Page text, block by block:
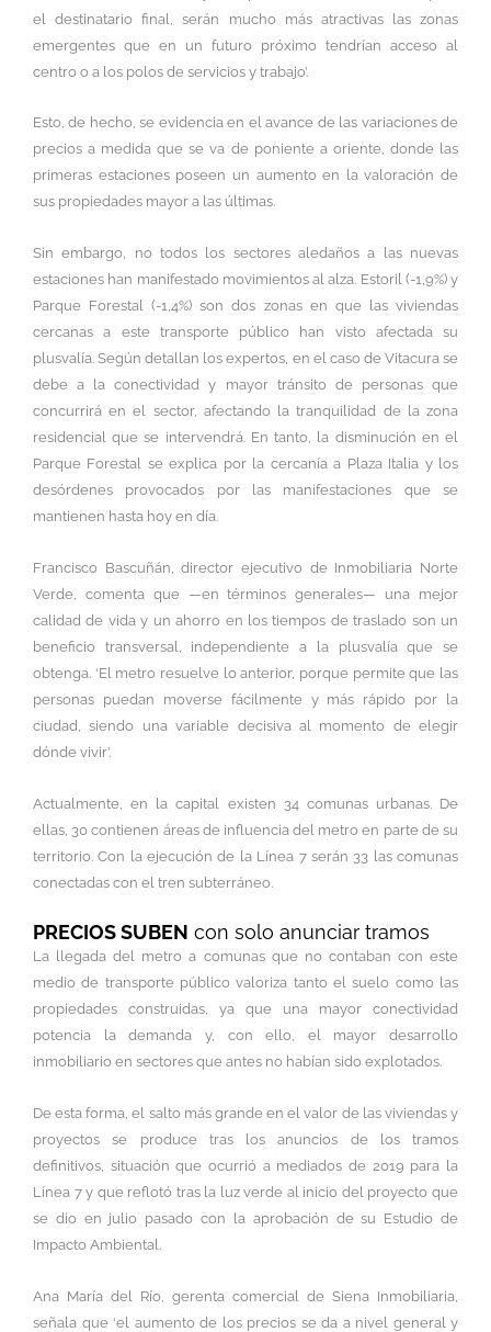
el destinatario final, serán mucho más atractivas las zonas
emergentes que en un futuro próximo tendrían acceso al
centro o a los polos de servicios y trabajo’.
Esto, de hecho, se evidencia en el avance de las variaciones de
precios a medida que se va de poniente a oriente, donde las
primeras estaciones poseen un aumento en la valoración de
sus propiedades mayor a las últimas.
Sin embargo, no todos los sectores aledaños a las nuevas
estaciones han manifestado movimientos al alza. Estoril (-1,9%) y
Parque Forestal (-1,4%) son dos zonas en que las viviendas
cercanas a este transporte público han visto afectada su
plusvalía. Según detallan los expertos, en el caso de Vitacura se
debe a la conectividad y mayor tránsito de personas que
concurrirá en el sector, afectando la tranquilidad de la zona
residencial que se intervendrá. En tanto, la disminución en el
Parque Forestal se explica por la cercanía a Plaza Italia y los
desórdenes provocados por las manifestaciones que se
mantienen hasta hoy en día.
Francisco Bascuñán, director ejecutivo de Inmobiliaria Norte
Verde, comenta que —en términos generales— una mejor
calidad de vida y un ahorro en los tiempos de traslado son un
beneficio transversal, independiente a la plusvalía que se
obtenga. ‘El metro resuelve lo anterior, porque permite que las
personas puedan moverse fácilmente y más rápido por la
ciudad, siendo una variable decisiva al momento de elegir
dónde vivir’.
Actualmente, en la capital existen 34 comunas urbanas. De
ellas, 30 contienen áreas de influencia del metro en parte de su
territorio. Con la ejecución de la Línea 7 serán 33 las comunas
conectadas con el tren subterráneo.
PRECIOS SUBEN con solo anunciar tramos
La llegada del metro a comunas que no contaban con este
medio de transporte público valoriza tanto el suelo como las
propiedades construidas, ya que una mayor conectividad
potencia la demanda y, con ello, el mayor desarrollo
inmobiliario en sectores que antes no habían sido explotados.
De esta forma, el salto más grande en el valor de las viviendas y
proyectos se produce tras los anuncios de los tramos
definitivos, situación que ocurrió a mediados de 2019 para la
Línea 7 y que reflotó tras la luz verde al inicio del proyecto que
se dio en julio pasado con la aprobación de su Estudio de
Impacto Ambiental.
Ana María del Río, gerenta comercial de Siena Inmobiliaria,
señala que ‘el aumento de los precios se da a nivel general y